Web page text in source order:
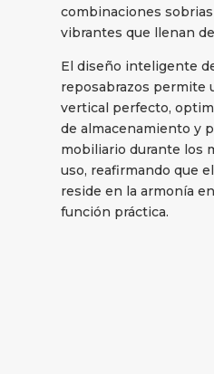
combinaciones
vibrantes que llenan
El diseño inteligente
reposabrazos permite
vertical perfecto,
de almacenamiento y
mobiliario durante los
uso, reafirmando que
reside en la armonía
función práctica.